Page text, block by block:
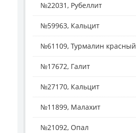
№22031, Рубеллит
№59963, Кальцит
№61109, Турмалин красный
№17672, Галит
№27170, Кальцит
№11899, Малахит
№21092, Опал